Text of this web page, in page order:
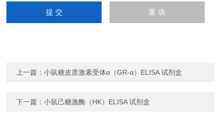
上一篇：小鼠糖皮质激素受体α（GR-α）ELISA 试剂盒
下一篇：小鼠己糖激酶（HK）ELISA 试剂盒